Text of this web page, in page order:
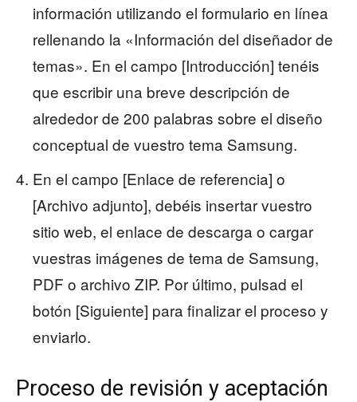
información utilizando el formulario en línea
rellenando la «Información del diseñador de
temas». En el campo [Introducción] tenéis
que escribir una breve descripción de
alrededor de 200 palabras sobre el diseño
conceptual de vuestro tema Samsung.
En el campo [Enlace de referencia] o
[Archivo adjunto], debéis insertar vuestro
sitio web, el enlace de descarga o cargar
vuestras imágenes de tema de Samsung,
PDF o archivo ZIP. Por último, pulsad el
botón [Siguiente] para finalizar el proceso y
enviarlo.
Proceso de revisión y aceptación